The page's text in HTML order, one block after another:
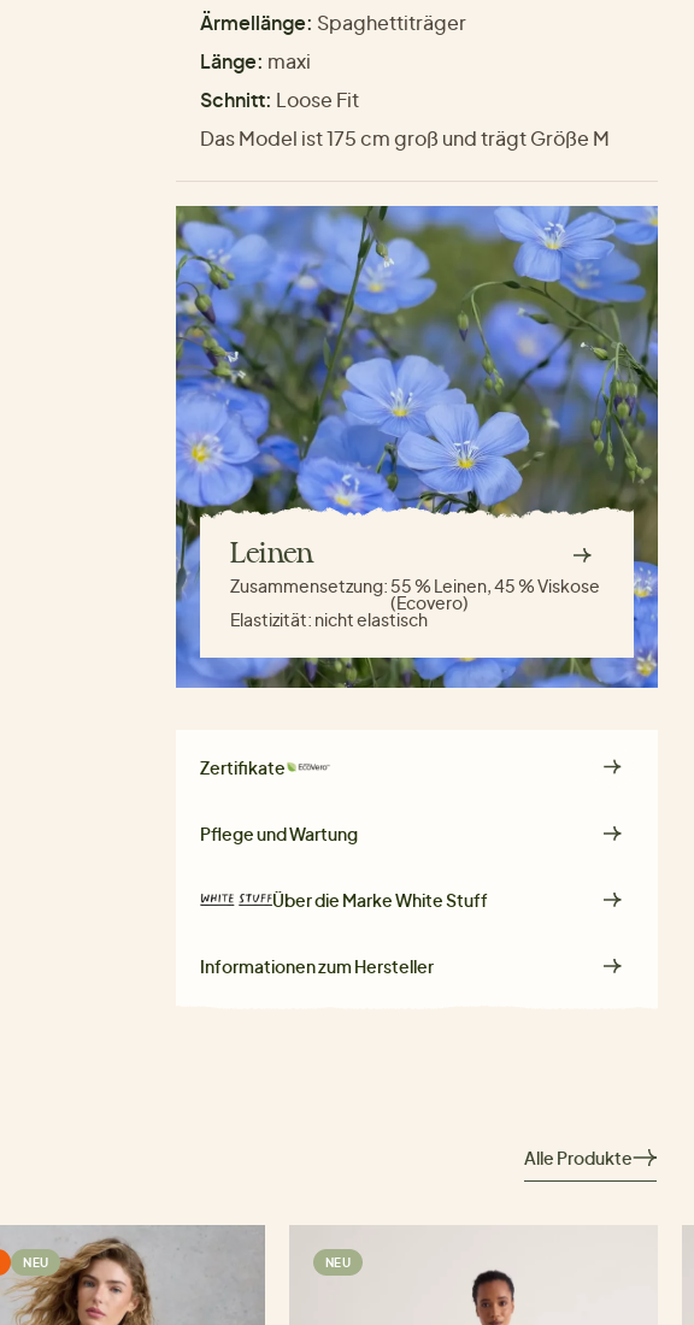
Ärmellänge: Spaghettiträger
Länge: maxi
Schnitt: Loose Fit
Das Model ist 175 cm groß und trägt Größe M
Leinen
Zusammensetzung: 55 % Leinen, 45 % Viskose
(Ecovero)
Elastizität: nicht elastisch
Zertifikate
Pflege und Wartung
Über die MarkeWhite Stuff
Informationen zum Hersteller
Alle Produkte
NEU NEU